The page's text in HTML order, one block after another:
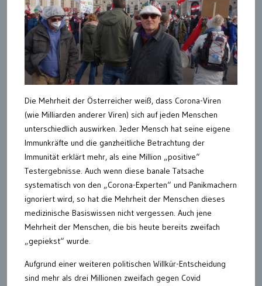
Die Mehrheit der Österreicher weiß, dass Corona-Viren
(wie Milliarden anderer Viren) sich auf jeden Menschen
unterschiedlich auswirken. Jeder Mensch hat seine eigene
Immunkräfte und die ganzheitliche Betrachtung der
Immunität erklärt mehr, als eine Million „positive“
Testergebnisse. Auch wenn diese banale Tatsache
systematisch von den „Corona-Experten“ und Panikmachern
ignoriert wird, so hat die Mehrheit der Menschen dieses
medizinische Basiswissen nicht vergessen. Auch jene
Mehrheit der Menschen, die bis heute bereits zweifach
„gepiekst“ wurde.
Aufgrund einer weiteren politischen Willkür-Entscheidung
sind mehr als drei Millionen zweifach gegen Covid